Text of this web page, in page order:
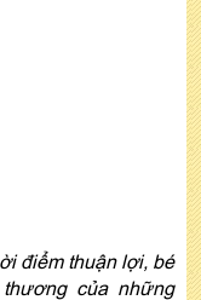
điểm thuận lợi, bé
của những